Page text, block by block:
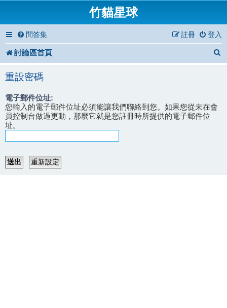
竹貓星球
問答集 登入
註冊
討論區首頁
重設密碼
電子郵件位址:
您輸入的電子郵件位址必須能讓我們聯絡到您。如果您從未在會
員控制台做過更動，那麼它就是您註冊時所提供的電子郵件位
址。